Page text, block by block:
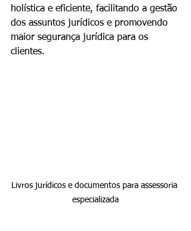
holística e eficiente, facilitando a gestão
dos assuntos jurídicos e promovendo
maior segurança jurídica para os
clientes.
Livros jurídicos e documentos para assessoria
especializada